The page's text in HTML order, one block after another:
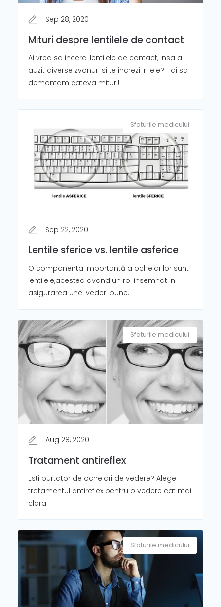
Sep 28, 2020
Mituri despre lentilele de contact
Ai vrea sa incerci lentilele de contact, insa ai
auzit diverse zvonuri si te increzi in ele? Hai sa
demontam cateva mituri!
Sfaturile medicului
Sep 22, 2020
Lentile sferice vs. lentile asferice
O componenta importantă a ochelarilor sunt
lentilele,acestea avand un rol insemnat in
asigurarea unei vederi bune.
Sfaturile medicului
Aug 28, 2020
Tratament antireflex
Esti purtator de ochelari de vedere? Alege
tratamentul antireflex pentru o vedere cat mai
clara!
Sfaturile medicului